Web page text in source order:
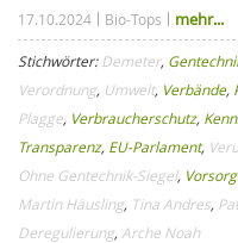
17.10.2024 Bio-Tops mehr...
Stichwörter: Demeter,
Verordnung, Umwelt, Verbände,
Plagge, Verbraucherschutz,
Transparenz, EU-Parlament,
Ohne Gentechnik-Siegel,
Martin Häusling, Tina Andres,
Deregulierung, Arche Noah